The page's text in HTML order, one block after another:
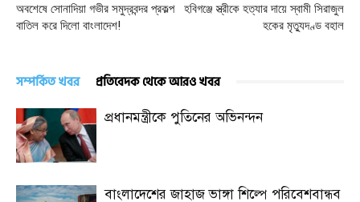
অবশেষে সোনাদিয়া গভীর সমুদ্রবন্দর প্রকল্প
বাতিল করে দিলো বাংলাদেশ!
হবিগঞ্জে স্ত্রীকে হত্যার দায়ে স্বামী সিরাজুল
হকের মৃত্যুদণ্ড বহাল
সম্পর্কিত খবর প্রতিবেদক থেকে আরও খবর
প্রধানমন্ত্রীকে পুতিনের অভিনন্দন
বাংলাদেশের জাহাজ ভাঙ্গা শিল্পে পরিবেশবান্ধব